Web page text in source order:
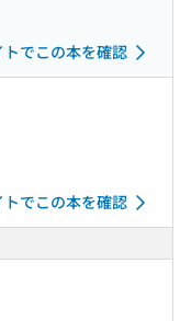
でこの本を確認
でこの本を確認